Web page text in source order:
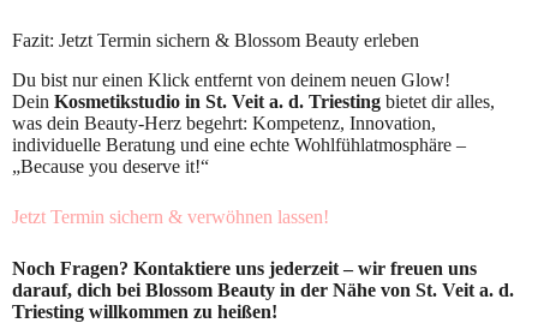
Fazit: Jetzt Termin sichern & Blossom Beauty erleben
Du bist nur einen Klick entfernt von deinem neuen Glow!
Dein Kosmetikstudio in St. Veit a. d. Triesting bietet dir alles,
was dein Beauty-Herz begehrt: Kompetenz, Innovation,
individuelle Beratung und eine echte Wohlfühlatmosphäre –
„Because you deserve it!“
Jetzt Termin sichern & verwöhnen lassen!
Noch Fragen? Kontaktiere uns jederzeit – wir freuen uns
darauf, dich bei Blossom Beauty in der Nähe von St. Veit a. d.
Triesting willkommen zu heißen!